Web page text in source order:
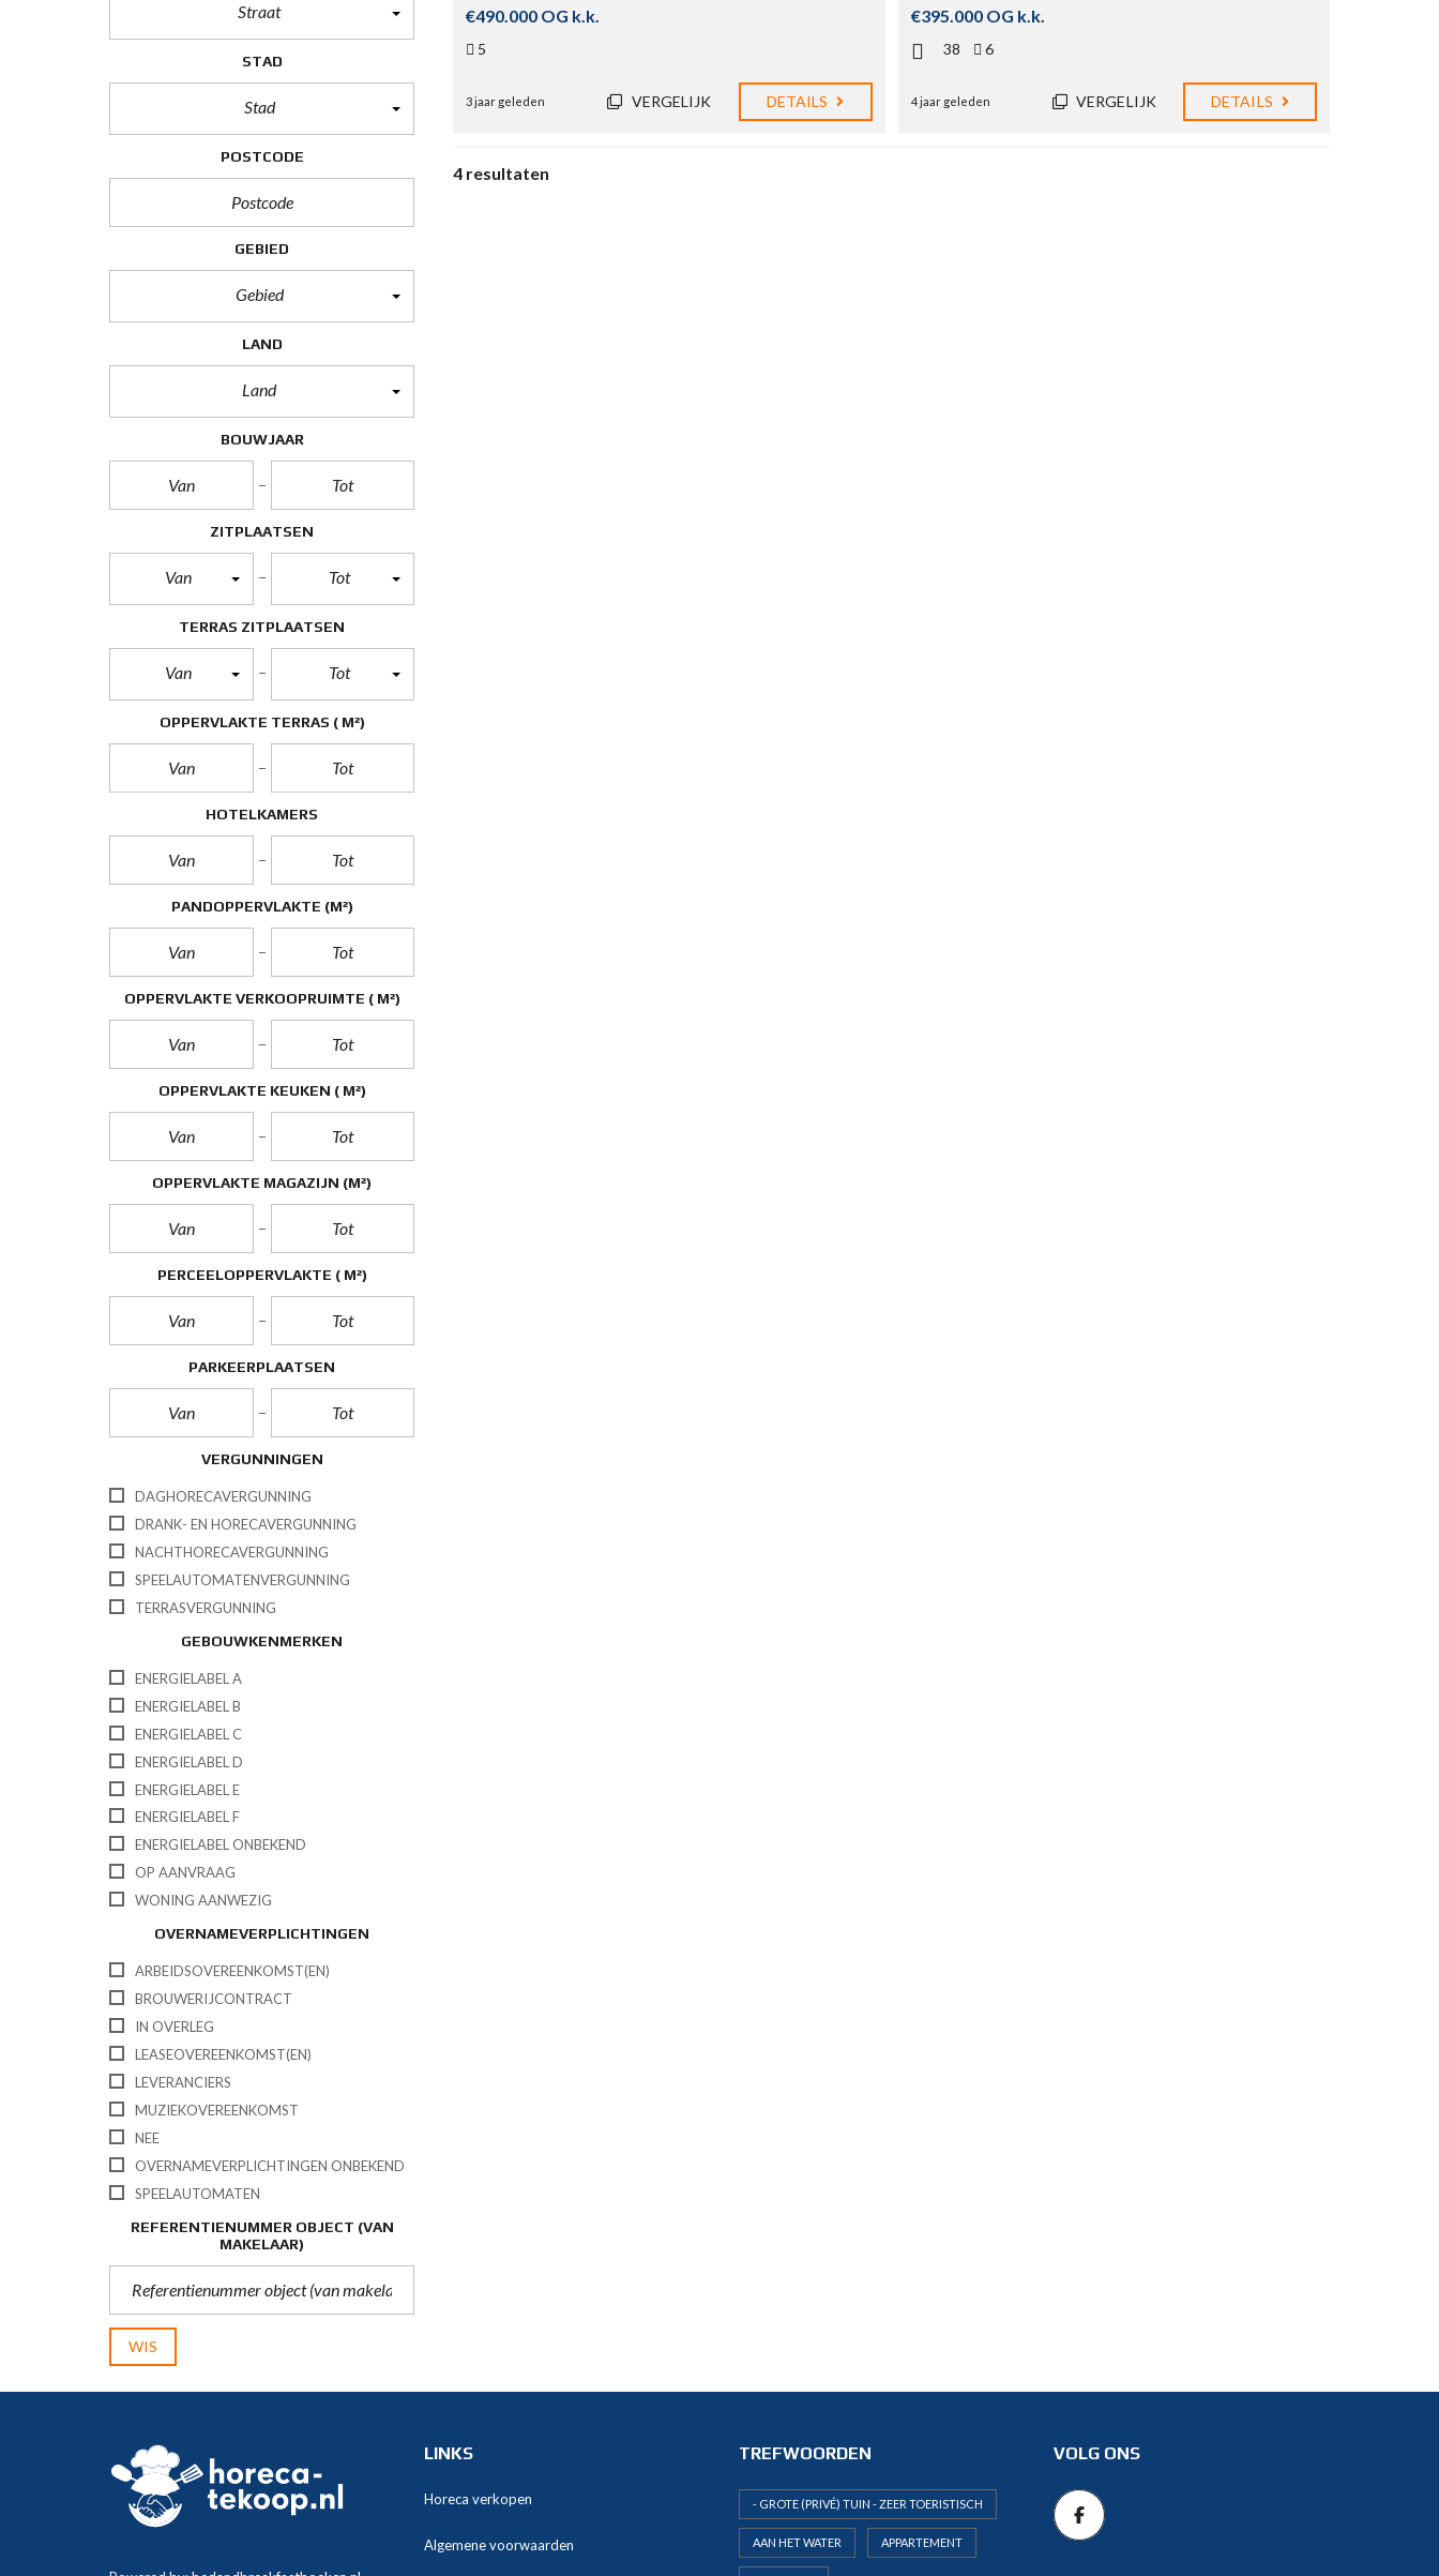
Straat
STAD
Stad
POSTCODE
GEBIED
Gebied
LAND
Land
BOUWJAAR
ZITPLAATSEN
Van Tot
TERRAS ZITPLAATSEN
Van Tot
OPPERVLAKTE TERRAS ( M²)
HOTELKAMERS
PANDOPPERVLAKTE (M²)
OPPERVLAKTE VERKOOPRUIMTE ( M²)
OPPERVLAKTE KEUKEN ( M²)
OPPERVLAKTE MAGAZIJN (M²)
PERCEELOPPERVLAKTE ( M²)
PARKEERPLAATSEN
VERGUNNINGEN
DAGHORECAVERGUNNING
DRANK- EN HORECAVERGUNNING
NACHTHORECAVERGUNNING
SPEELAUTOMATENVERGUNNING
TERRASVERGUNNING
GEBOUWKENMERKEN
ENERGIELABEL A
ENERGIELABEL B
ENERGIELABEL C
ENERGIELABEL D
ENERGIELABEL E
ENERGIELABEL F
ENERGIELABEL ONBEKEND
OP AANVRAAG
WONING AANWEZIG
OVERNAMEVERPLICHTINGEN
ARBEIDSOVEREENKOMST(EN)
BROUWERIJCONTRACT
IN OVERLEG
LEASEOVEREENKOMST(EN)
LEVERANCIERS
MUZIEKOVEREENKOMST
NEE
OVERNAMEVERPLICHTINGEN ONBEKEND
SPEELAUTOMATEN
REFERENTIENUMMER OBJECT (VAN
MAKELAAR)
WIS
€490.000 OG k.k.
5
3 jaar geleden VERGELIJK DETAILS
€395.000 OG k.k.
38 6
4 jaar geleden VERGELIJK DETAILS
4 resultaten
LINKS
Horeca verkopen
Algemene voorwaarden
TREFWOORDEN
- GROTE (PRIVÉ) TUIN - ZEER TOERISTISCH
AAN HET WATER APPARTEMENT
VOLG ONS